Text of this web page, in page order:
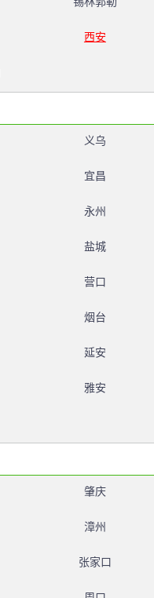
西安
义乌
宜昌
永州
盐城
营口
烟台
延安
雅安
肇庆
漳州
张家口